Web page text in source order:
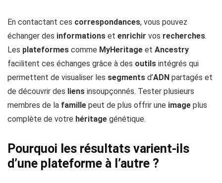
En contactant ces correspondances, vous pouvez
échanger des informations et enrichir vos recherches.
Les plateformes comme MyHeritage et Ancestry
facilitent ces échanges grâce à des outils intégrés qui
permettent de visualiser les segments d’ADN partagés et
de découvrir des liens insoupçonnés. Tester plusieurs
membres de la famille peut de plus offrir une image plus
complète de votre héritage génétique.
Pourquoi les résultats varient-ils
d’une plateforme à l’autre ?